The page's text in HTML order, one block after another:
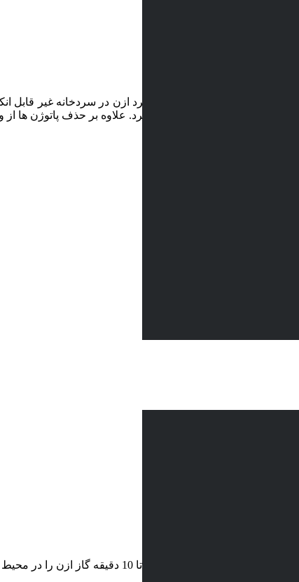
بسیار کاربردی می باشد. کاربرد ازن در سردخانه غیر قابل
پاتوژنی موجود باشد از بین می برد. علاوه بر حذف پاتوژن ها
10 دقیقه گاز ازن را در محیط پراکنده کند.